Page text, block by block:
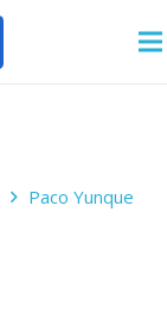
Paco Yunque